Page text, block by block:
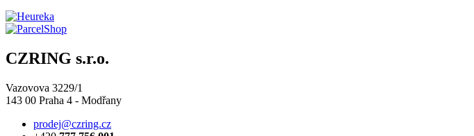
CZRING s.r.o.
Vazovova 3229/1
143 00 Praha 4 - Modřany
prodej@czring.cz